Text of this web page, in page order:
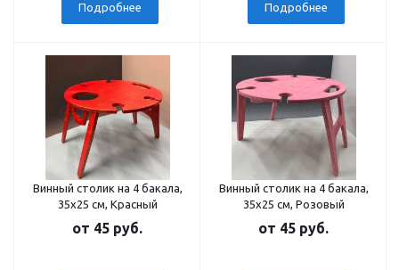
Подробнее Подробнее
Винный столик на 4 бакала,
35х25 см, Красный
от 45 руб.
Винный столик на 4 бакала,
35х25 см, Розовый
от 45 руб.